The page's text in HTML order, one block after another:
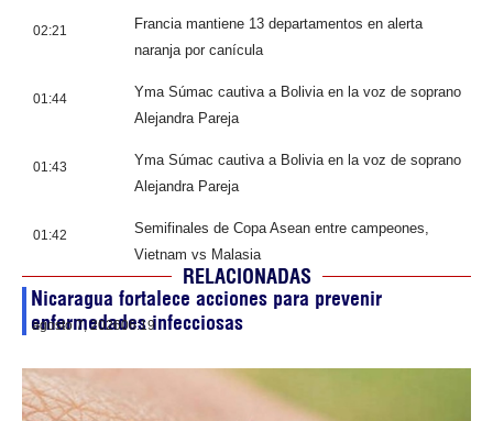
02:21
Francia mantiene 13 departamentos en alerta
naranja por canícula
01:44
Yma Súmac cautiva a Bolivia en la voz de soprano
Alejandra Pareja
01:43
Yma Súmac cautiva a Bolivia en la voz de soprano
Alejandra Pareja
01:42
Semifinales de Copa Asean entre campeones,
Vietnam vs Malasia
RELACIONADAS
Nicaragua fortalece acciones para prevenir
enfermedades infecciosas
agosto 7, 202606:19